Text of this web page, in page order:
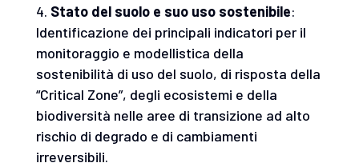
Stato del suolo e suo uso sostenibile:
Identificazione dei principali indicatori per il
monitoraggio e modellistica della
sostenibilità di uso del suolo, di risposta della
“Critical Zone”, degli ecosistemi e della
biodiversità nelle aree di transizione ad alto
rischio di degrado e di cambiamenti
irreversibili.